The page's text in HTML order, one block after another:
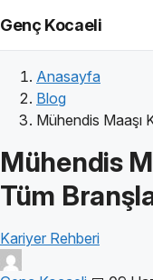
Genç Kocaeli
Anasayfa
Blog
Mühendis Maaşı
Mühendis
Tüm
Kariyer Rehberi